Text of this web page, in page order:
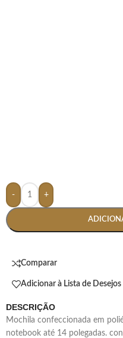
- +
Comparar
Adicionar à Lista de Desejos
DESCRIÇÃO
mochila confeccionada em poliéster com compartimento para
notebook até 14 polegadas.